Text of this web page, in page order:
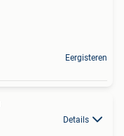
Eergisteren
Details